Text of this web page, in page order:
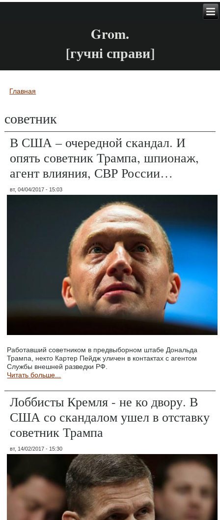
Grom.
[гучні справи]
Вы здесь
Главная
советник
В США – очередной скандал. И
опять советник Трампа, шпионаж,
агент влияния, СВР России…
вт, 04/04/2017 - 15:03
Работавший советником в предвыборном штабе Дональда
Трампа, некто Картер Пейдж уличен в контактах с агентом
Службы внешней разведки РФ.
Читать больше...
Лоббисты Кремля - не ко двору. В
США со скандалом ушел в отставку
советник Трампа
вт, 14/02/2017 - 15:30